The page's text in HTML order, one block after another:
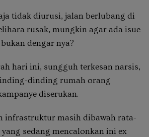
tidak diurusi, jalan berlubang di
rusak, mungkin agar ada isue
dengar nya?
hari ini, sungguh terkesan narsis,
dinding rumah orang
diserukan.
infrastruktur masih dibawah rata-
sedang mencalonkan ini ex